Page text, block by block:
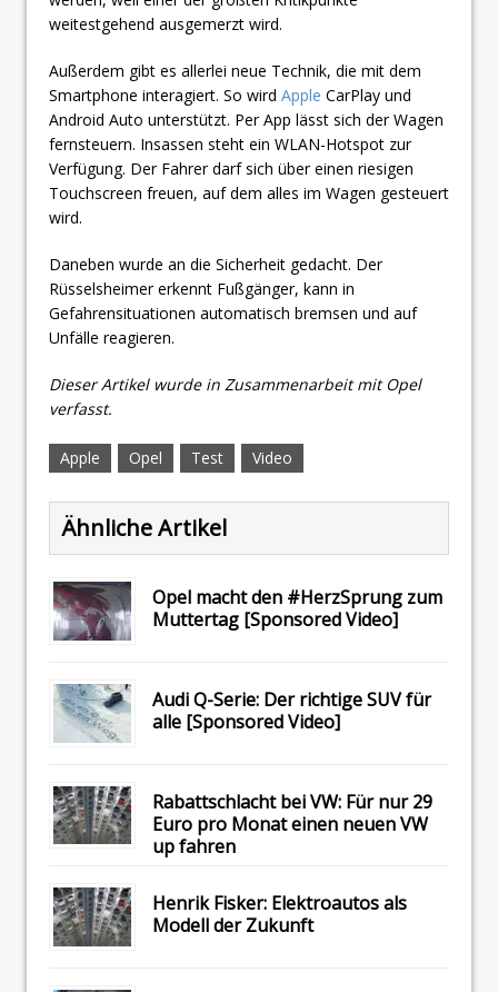
weitestgehend ausgemerzt wird.
Außerdem gibt es allerlei neue Technik, die mit dem
Smartphone interagiert. So wird Apple CarPlay und
Android Auto unterstützt. Per App lässt sich der Wagen
fernsteuern. Insassen steht ein WLAN-Hotspot zur
Verfügung. Der Fahrer darf sich über einen riesigen
Touchscreen freuen, auf dem alles im Wagen gesteuert
wird.
Daneben wurde an die Sicherheit gedacht. Der
Rüsselsheimer erkennt Fußgänger, kann in
Gefahrensituationen automatisch bremsen und auf
Unfälle reagieren.
Dieser Artikel wurde in Zusammenarbeit mit Opel
verfasst.
Apple Opel Test Video
Ähnliche Artikel
Opel macht den #HerzSprung zum
Muttertag [Sponsored Video]
Audi Q-Serie: Der richtige SUV für
alle [Sponsored Video]
Rabattschlacht bei VW: Für nur 29
Euro pro Monat einen neuen VW
up fahren
Henrik Fisker: Elektroautos als
Modell der Zukunft